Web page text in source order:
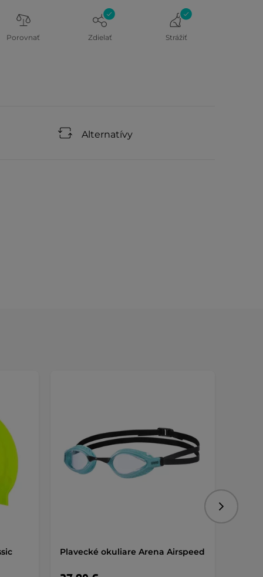
Porovnať Zdielať Strážiť
Alternatívy
Plavecké okuliare Arena Airspeed